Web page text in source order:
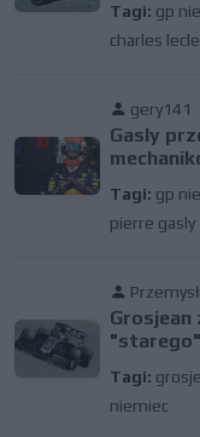
Tagi: gp
charles
gery141
Gasly
Tagi: gp
pierre gasly
Tagi:
niemiec